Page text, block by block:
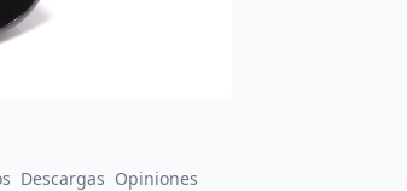
Descargas Opiniones